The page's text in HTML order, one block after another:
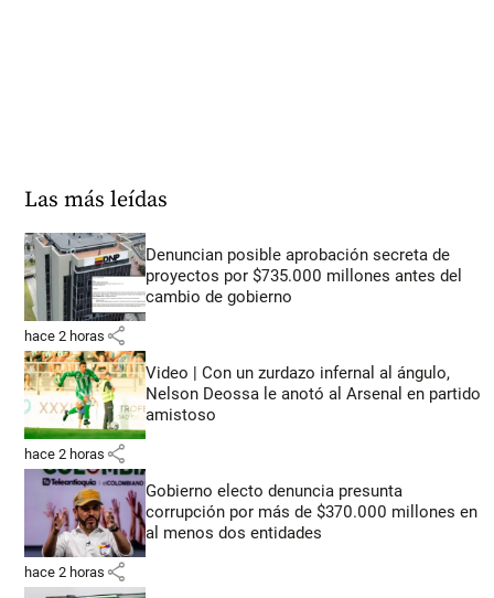
Las más leídas
Denuncian posible aprobación secreta de
proyectos por $735.000 millones antes del
cambio de gobierno
hace 2 horas share
Video | Con un zurdazo infernal al ángulo,
Nelson Deossa le anotó al Arsenal en partido
amistoso
hace 2 horas share
Gobierno electo denuncia presunta
corrupción por más de $370.000 millones en
al menos dos entidades
hace 2 horas share